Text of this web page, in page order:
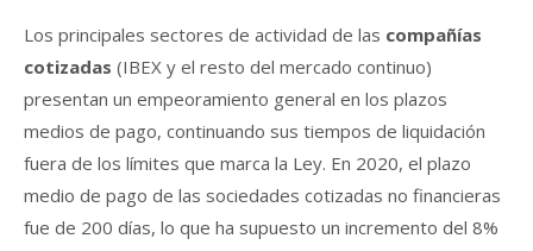
Los principales sectores de actividad de las compañías
cotizadas (IBEX y el resto del mercado continuo)
presentan un empeoramiento general en los plazos
medios de pago, continuando sus tiempos de liquidación
fuera de los límites que marca la Ley. En 2020, el plazo
medio de pago de las sociedades cotizadas no financieras
fue de 200 días, lo que ha supuesto un incremento del 8%